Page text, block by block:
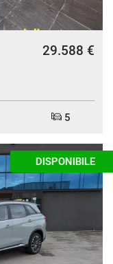
29.588 €
5
DISPONIBILE